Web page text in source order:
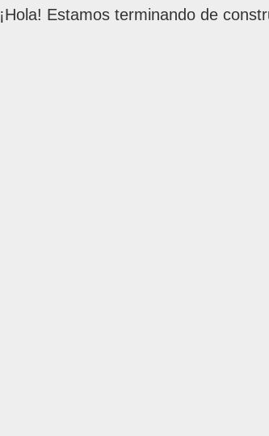
¡Hola! Estamos terminando de